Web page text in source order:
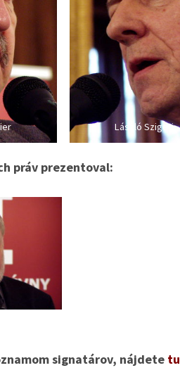
László Szigeti
práv prezentoval:
signatárov, nájdete tu